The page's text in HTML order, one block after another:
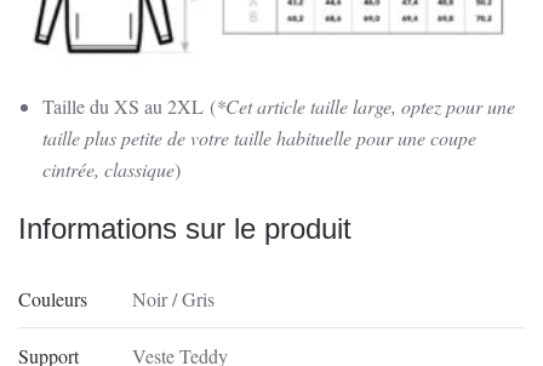
Taille du XS au 2XL (*Cet article taille large, optez pour une
taille plus petite de votre taille habituelle pour une coupe
cintrée, classique)
Informations sur le produit
Couleurs Noir / Gris
Support Veste Teddy